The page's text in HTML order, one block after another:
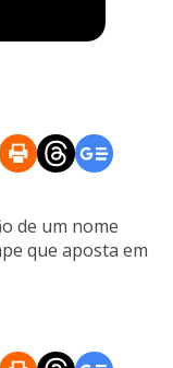
de um nome
que aposta em